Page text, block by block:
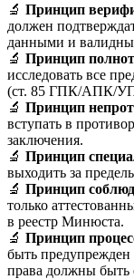
🔬 Принцип
должен
данными и
🔬 Принцип
исследовать все
(ст. 85 ГПК/АПК/
🔬 Принцип
вступать в
заключения.
🔬 Принцип
выходить за
🔬 Принцип
только
в реестр Минюста.
🔬 Принцип
быть предупрежден
права должны быть